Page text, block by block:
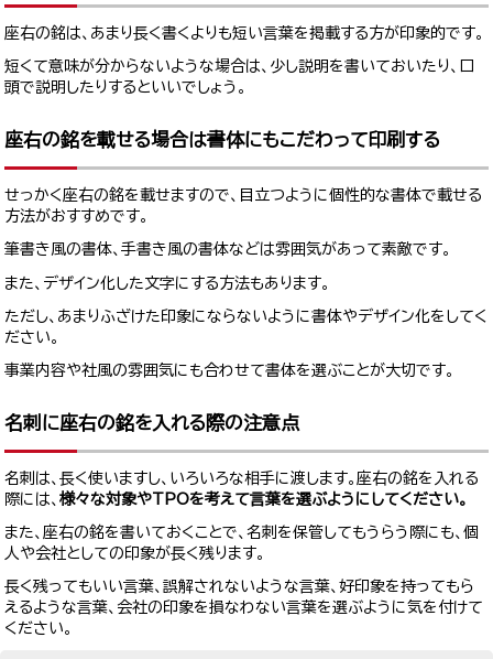
座右の銘は、あまり長く書くよりも短い言葉を掲載する方が印象的です。
短くて意味が分からないような場合は、少し説明を書いておいたり、口
頭で説明したりするといいでしょう。
座右の銘を載せる場合は書体にもこだわって印刷する
せっかく座右の銘を載せますので、目立つように個性的な書体で載せる
方法がおすすめです。
筆書き風の書体、手書き風の書体などは雰囲気があって素敵です。
また、デザイン化した文字にする方法もあります。
ただし、あまりふざけた印象にならないように書体やデザイン化をしてく
ださい。
事業内容や社風の雰囲気にも合わせて書体を選ぶことが大切です。
名刺に座右の銘を入れる際の注意点
名刺は、長く使いますし、いろいろな相手に渡します。座右の銘を入れる
際には、様々な対象やTPOを考えて言葉を選ぶようにしてください。
また、座右の銘を書いておくことで、名刺を保管してもうらう際にも、個
人や会社としての印象が長く残ります。
長く残ってもいい言葉、誤解されないような言葉、好印象を持ってもら
えるような言葉、会社の印象を損なわない言葉を選ぶように気を付けて
ください。